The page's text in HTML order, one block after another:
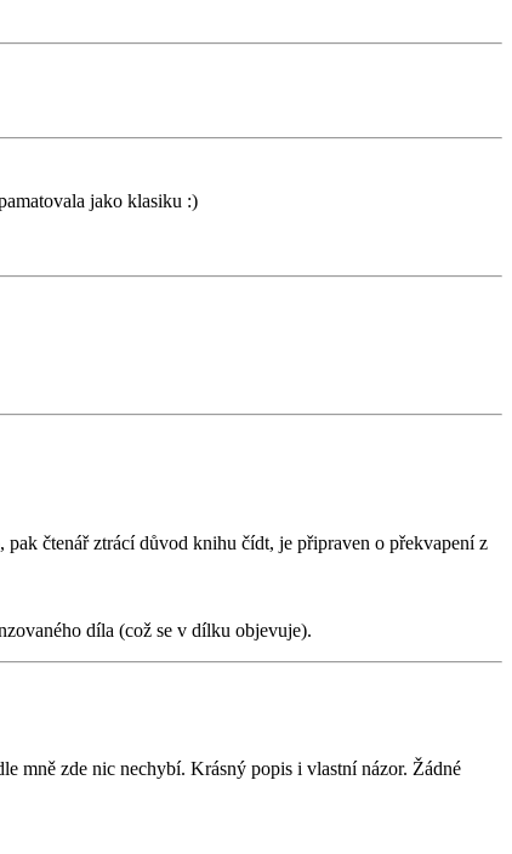
jako klasiku :)
pak čtenář ztrácí důvod knihu čídt, je připraven o překvapení z
díla (což se v dílku objevuje).
mně zde nic nechybí. Krásný popis i vlastní názor. Žádné